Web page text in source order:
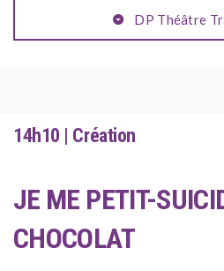
DP Théâtre
14h10 | Création
JE ME PETIT-
CHOCOLAT